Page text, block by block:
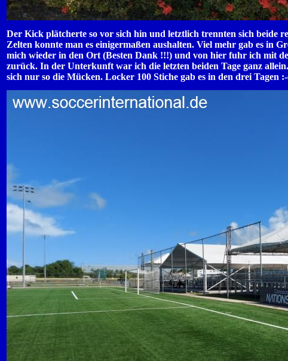
Der Kick plätcherte so vor sich hin und letztlich trennten sich beide
Zelten konnte man es einigermaßen aushalten. Viel mehr gab es in
mich wieder in den Ort (Besten Dank !!!) und von hier fuhr ich mit
zurück. In der Unterkunft war ich die letzten beiden Tage ganz
sich nur so die Mücken. Locker 100 Stiche gab es in den drei Tagen